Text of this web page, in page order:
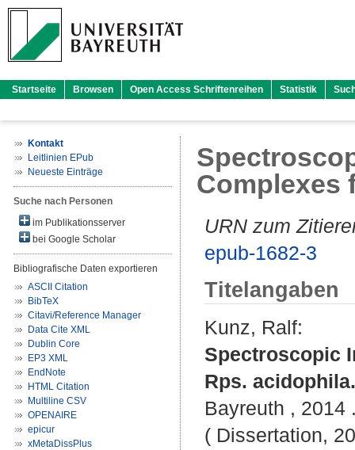
Startseite Browsen Open Access Schriftenreihen Statistik
Kontakt
Leitlinien EPub
Neueste Einträge
Suche nach Personen
im Publikationsserver
bei Google Scholar
Bibliografische Daten exportieren
ASCII Citation
BibTeX
Citavi/Reference Manager
Data Cite XML
Dublin Core
EP3 XML
EndNote
HTML Citation
Multiline CSV
OPENAIRE
epicur
xMetaDissPlus
Complexes
URN zum
epub-1682-3
Titelangaben
Kunz, Ralf:
Spectroscopic
Rps. acidophila.
Bayreuth , 2014
( Dissertation,